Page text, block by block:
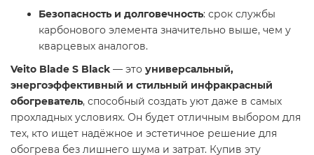
Безопасность и долговечность: срок службы
карбонового элемента значительно выше, чем у
кварцевых аналогов.
Veito Blade S Black — это универсальный,
энергоэффективный и стильный инфракрасный
обогреватель, способный создать уют даже в самых
прохладных условиях. Он будет отличным выбором для
тех, кто ищет надёжное и эстетичное решение для
обогрева без лишнего шума и затрат. Купив эту